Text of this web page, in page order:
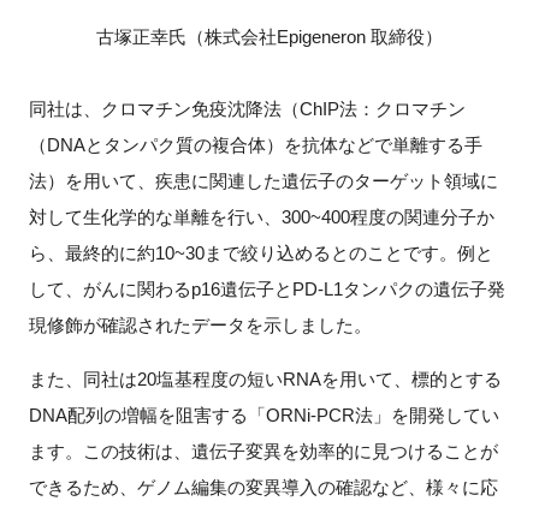
古塚正幸氏（株式会社Epigeneron 取締役）
同社は、クロマチン免疫沈降法（ChIP法：クロマチン
（DNAとタンパク質の複合体）を抗体などで単離する手
法）を用いて、疾患に関連した遺伝子のターゲット領域に
対して生化学的な単離を行い、300~400程度の関連分子か
ら、最終的に約10~30まで絞り込めるとのことです。例と
して、がんに関わるp16遺伝子とPD-L1タンパクの遺伝子発
現修飾が確認されたデータを示しました。
また、同社は20塩基程度の短いRNAを用いて、標的とする
DNA配列の増幅を阻害する「ORNi-PCR法」を開発してい
ます。この技術は、遺伝子変異を効率的に見つけることが
できるため、ゲノム編集の変異導入の確認など、様々に応